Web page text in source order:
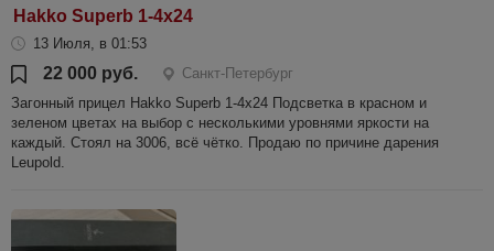
Hakko Superb 1-4x24
13 Июля, в 01:53
22 000 руб.
Санкт-Петербург
Загонный прицел Hakko Superb 1-4x24 Подсветка в красном и
зеленом цветах на выбор с несколькими уровнями яркости на
каждый. Стоял на 3006, всё чётко. Продаю по причине дарения
Leupold.